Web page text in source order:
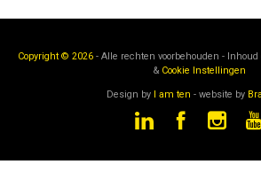
Copyright © 2026 - Alle rechten voorbehouden - Inhoud
& Cookie Instellingen
Design by I am ten - website by